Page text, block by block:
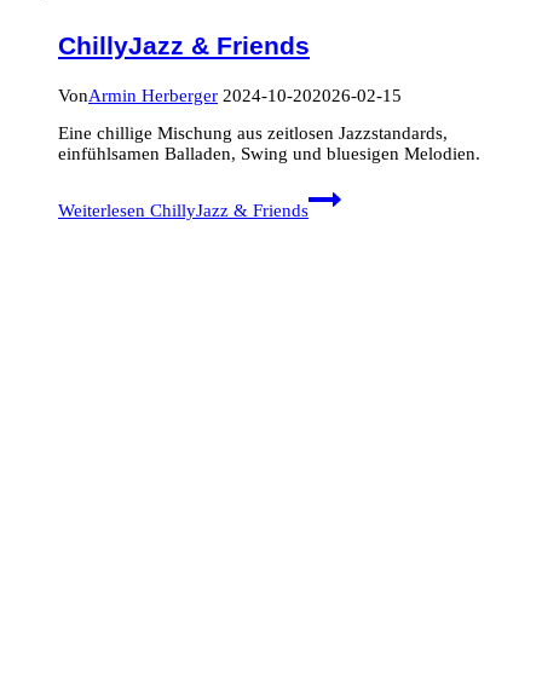
ChillyJazz & Friends
VonArmin Herberger 2024-10-202026-02-15
Eine chillige Mischung aus zeitlosen Jazzstandards,
einfühlsamen Balladen, Swing und bluesigen Melodien.
Weiterlesen ChillyJazz & Friends